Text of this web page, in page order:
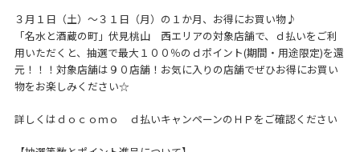
３月１日（土）～３１日（月）の１か月、お得にお買い物♪
「名水と酒蔵の町」伏見桃山 西エリアの対象店舗で、ｄ払いをご利
用いただくと、抽選で最大１００％のｄポイント(期間・用途限定)を還
元！！！対象店舗は９０店舗！お気に入りの店舗でぜひお得にお買い
物をお楽しみください☆
詳しくはｄｏｃｏｍｏ ｄ払いキャンペーンのＨＰをご確認ください